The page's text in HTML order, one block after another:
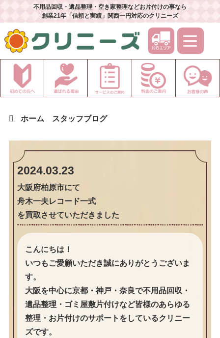
不用品回収・遺品整理・空き家整理などお片付けの事なら
創業21年「信頼と実績」関西一円対応のクリニーズ
ホーム スタッフブログ
2024.03.23
大阪府柏原市にて
舟木一夫レコード一式
を買取させていただきました
こんにちは！
いつもご愛顧いただき誠にありがとうございま
す。
大阪を中心に京都・神戸・奈良で不用品回収・
遺品整理・ゴミ屋敷片付けなど皆様のあらゆる
整理・お片付けのサポートをしているクリニー
ズです。